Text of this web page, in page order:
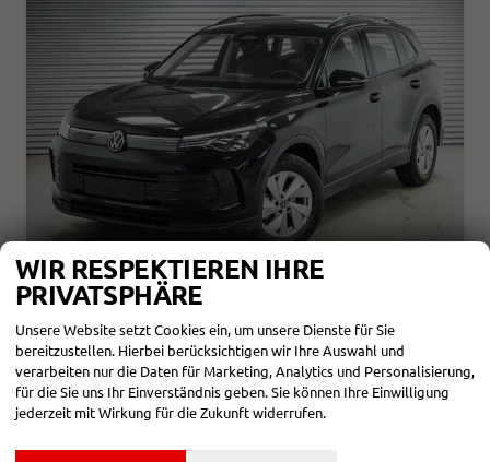
VOLKSWAGEN TIGUAN
1,5 ETSI DSG BASIS - LAGER
sofort lieferbar Fahrzeug mit Tageszulassung
Fahrzeugnr. 863967 Getriebe Automatik
Kraftstoff Benzin Außenfarbe
01.03.2026
WIR RESPEKTIEREN IHRE
PRIVATSPHÄRE
Unsere Website setzt Cookies ein, um unsere Dienste für Sie
bereitzustellen. Hierbei berücksichtigen wir Ihre Auswahl und
verarbeiten nur die Daten für Marketing, Analytics und Personalisierung,
für die Sie uns Ihr Einverständnis geben. Sie können Ihre Einwilligung
jederzeit mit Wirkung für die Zukunft widerrufen.